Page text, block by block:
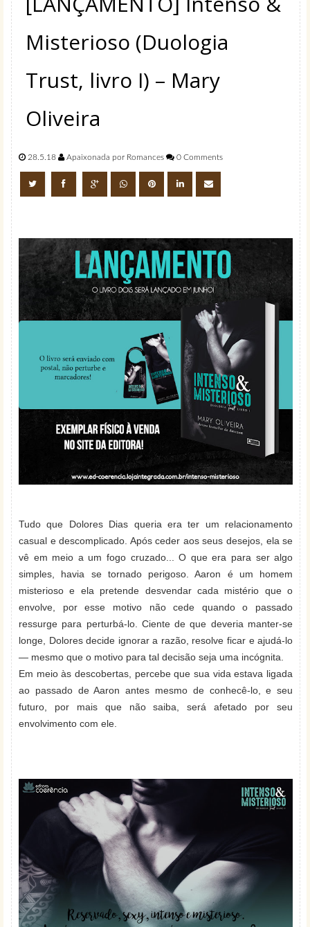
Misterioso (Duologia
Trust, livro I) – Mary
Oliveira
28.5.18 Apaixonada por Romances 0 Comments
Tudo que Dolores Dias queria era ter um relacionamento
casual e descomplicado. Após ceder aos seus desejos, ela se
vê em meio a um fogo cruzado... O que era para ser algo
simples, havia se tornado perigoso. Aaron é um homem
misterioso e ela pretende desvendar cada mistério que o
envolve, por esse motivo não cede quando o passado
ressurge para perturbá-lo. Ciente de que deveria manter-se
longe, Dolores decide ignorar a razão, resolve ficar e ajudá-lo
— mesmo que o motivo para tal decisão seja uma incógnita.
Em meio às descobertas, percebe que sua vida estava ligada
ao passado de Aaron antes mesmo de conhecê-lo, e seu
futuro, por mais que não saiba, será afetado por seu
envolvimento com ele.